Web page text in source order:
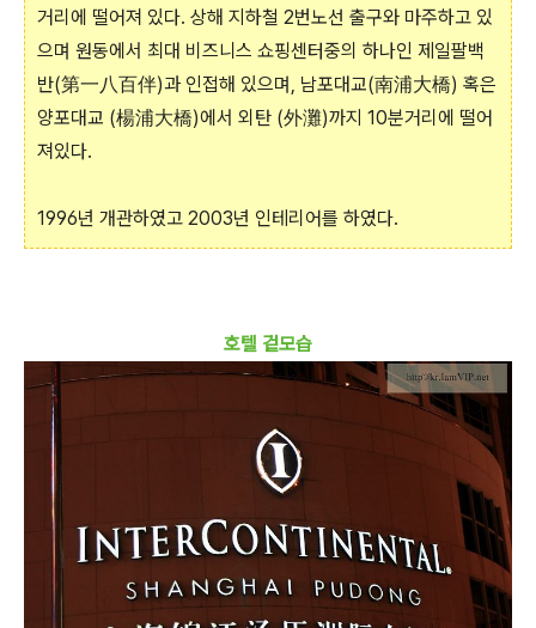
거리에 떨어져 있다. 상해 지하철 2번노선 출구와 마주하고 있
으며 원동에서 최대 비즈니스 쇼핑센터중의 하나인 제일팔백
반(第一八百伴)과 인접해 있으며, 남포대교(南浦大橋) 혹은
양포대교 (楊浦大橋)에서 외탄 (外灘)까지 10분거리에 떨어
져있다.
1996년 개관하였고 2003년 인테리어를 하였다.
호텔 겉모습